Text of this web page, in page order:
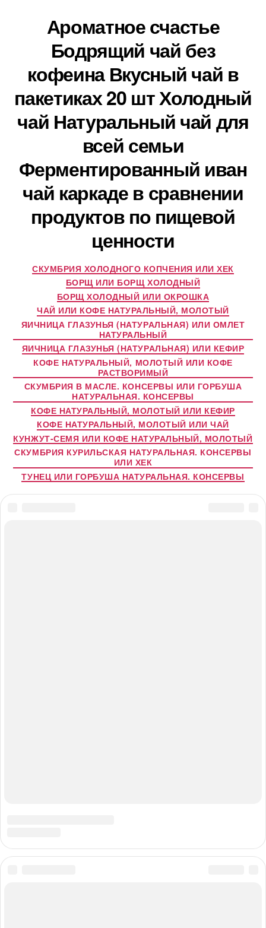
Ароматное счастье
Бодрящий чай без
кофеина Вкусный чай в
пакетиках 20 шт Холодный
чай Натуральный чай для
всей семьи
Ферментированный иван
чай каркаде в сравнении
продуктов по пищевой
ценности
СКУМБРИЯ ХОЛОДНОГО КОПЧЕНИЯ ИЛИ ХЕК
БОРЩ ИЛИ БОРЩ ХОЛОДНЫЙ
БОРЩ ХОЛОДНЫЙ ИЛИ ОКРОШКА
ЧАЙ ИЛИ КОФЕ НАТУРАЛЬНЫЙ, МОЛОТЫЙ
ЯИЧНИЦА ГЛАЗУНЬЯ (НАТУРАЛЬНАЯ) ИЛИ ОМЛЕТ
НАТУРАЛЬНЫЙ
ЯИЧНИЦА ГЛАЗУНЬЯ (НАТУРАЛЬНАЯ) ИЛИ КЕФИР
КОФЕ НАТУРАЛЬНЫЙ, МОЛОТЫЙ ИЛИ КОФЕ
РАСТВОРИМЫЙ
СКУМБРИЯ В МАСЛЕ. КОНСЕРВЫ ИЛИ ГОРБУША
НАТУРАЛЬНАЯ. КОНСЕРВЫ
КОФЕ НАТУРАЛЬНЫЙ, МОЛОТЫЙ ИЛИ КЕФИР
КОФЕ НАТУРАЛЬНЫЙ, МОЛОТЫЙ ИЛИ ЧАЙ
КУНЖУТ-СЕМЯ ИЛИ КОФЕ НАТУРАЛЬНЫЙ, МОЛОТЫЙ
СКУМБРИЯ КУРИЛЬСКАЯ НАТУРАЛЬНАЯ. КОНСЕРВЫ
ИЛИ ХЕК
ТУНЕЦ ИЛИ ГОРБУША НАТУРАЛЬНАЯ. КОНСЕРВЫ